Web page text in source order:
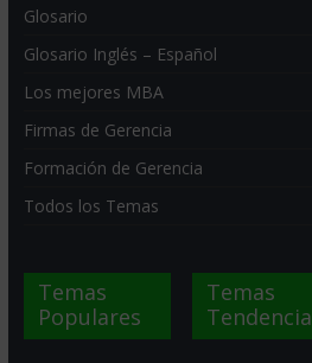
Glosario
Glosario Inglés – Español
Los mejores MBA
Firmas de Gerencia
Formación de Gerencia
Todos los Temas
Temas
Populares
Temas
Tendencia